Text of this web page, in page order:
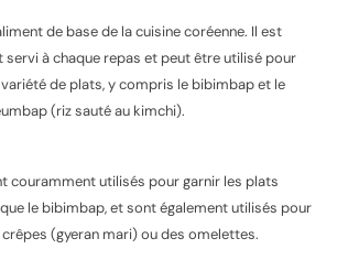
de base de la cuisine coréenne. Il est
servi à chaque repas et peut être utilisé pour
de plats, y compris le bibimbap et le
(riz sauté au kimchi).
couramment utilisés pour garnir les plats
le bibimbap, et sont également utilisés pour
(gyeran mari) ou des omelettes.